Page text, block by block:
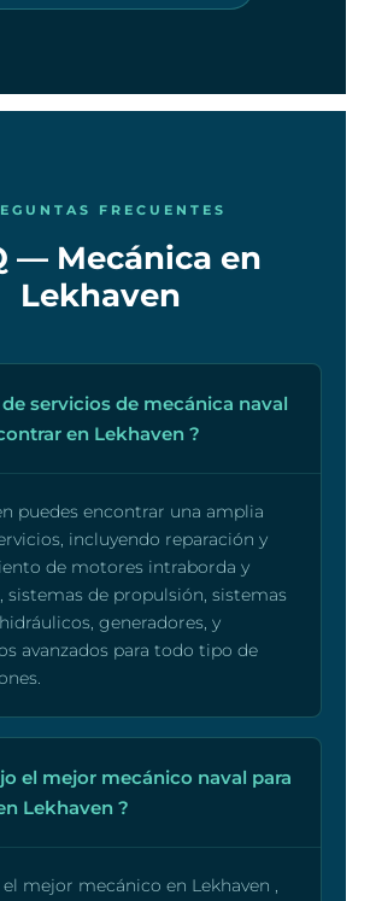
FRECUENTES
— Mecánica en
Lekhaven
servicios de mecánica naval
en Lekhaven ?
puedes encontrar una amplia
incluyendo reparación y
de motores intraborda y
sistemas de propulsión, sistemas
generadores, y
avanzados para todo tipo de
el mejor mecánico naval para
Lekhaven ?
mejor mecánico en Lekhaven ,